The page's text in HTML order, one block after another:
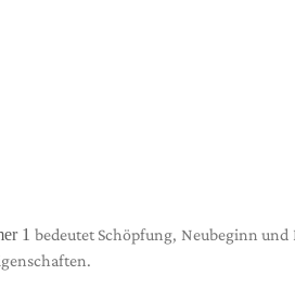
1 bedeutet Schöpfung, Neubeginn